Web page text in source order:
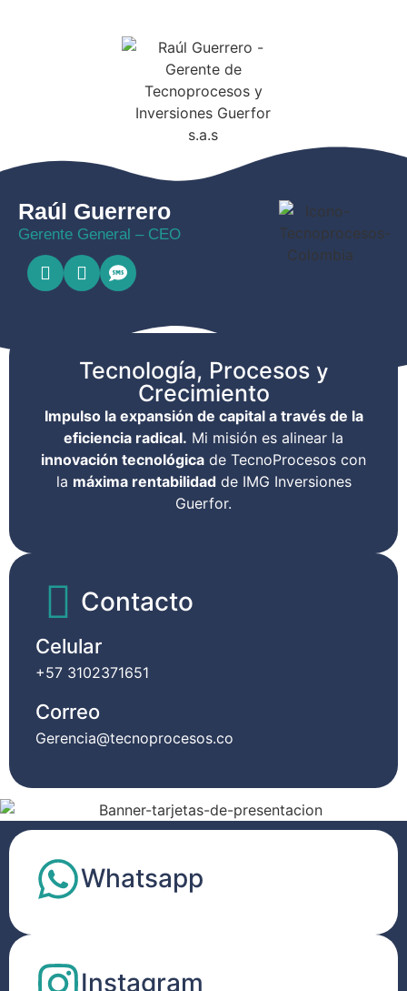
Raúl Guerrero
Gerente General – CEO
Tecnología, Procesos y
Crecimiento
Impulso la expansión de capital a través de la
eficiencia radical. Mi misión es alinear la
innovación tecnológica de TecnoProcesos con
la máxima rentabilidadde IMG Inversiones
Guerfor.
Contacto
Celular
+57 3102371651
Correo
Gerencia@tecnoprocesos.co
Whatsapp
Instagram